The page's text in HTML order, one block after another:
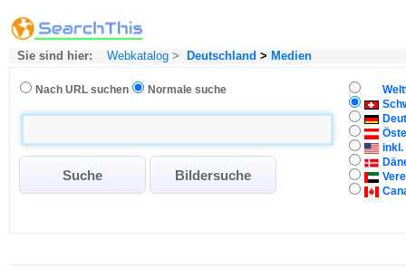
Sie sind hier: Webkatalog > Deutschland > Medien
Nach URL suchen Normale suche
inkl.